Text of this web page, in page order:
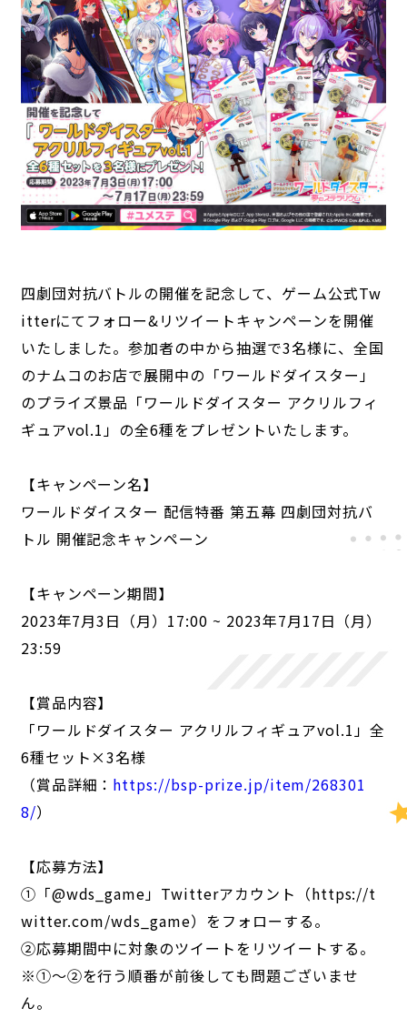
四劇団対抗バトルの開催を記念して、ゲーム公式Tw
itterにてフォロー&リツイートキャンペーンを開催
いたしました。参加者の中から抽選で3名様に、全国
のナムコのお店で展開中の「ワールドダイスター」
のプライズ景品「ワールドダイスター アクリルフィ
ギュアvol.1」の全6種をプレゼントいたします。
【キャンペーン名】
ワールドダイスター 配信特番 第五幕 四劇団対抗バ
トル 開催記念キャンペーン
【キャンペーン期間】
2023年7月3日（月）17:00 ~ 2023年7月17日（月）
23:59
【賞品内容】
「ワールドダイスター アクリルフィギュアvol.1」全
6種セット×3名様
（賞品詳細： https://bsp-prize.jp/item/268301
8/）
【応募方法】
①「@wds_game」Twitterアカウント（https://t
witter.com/wds_game）をフォローする。
②応募期間中に対象のツイートをリツイートする。
※①～②を行う順番が前後しても問題ございませ
ん。